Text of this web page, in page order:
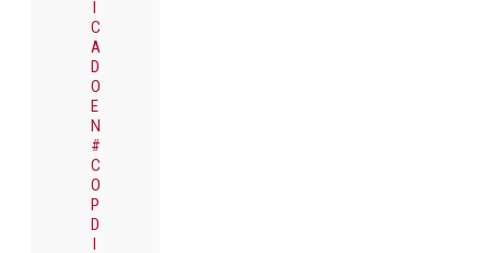
C
A
D
O
E
N
#
C
O
P
D